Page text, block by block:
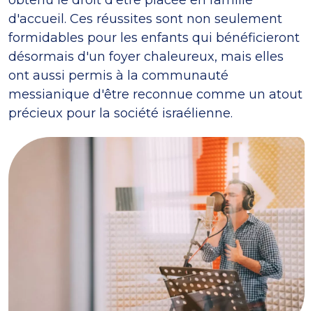
d'accueil. Ces réussites sont non seulement
formidables pour les enfants qui bénéficieront
désormais d'un foyer chaleureux, mais elles
ont aussi permis à la communauté
messianique d'être reconnue comme un atout
précieux pour la société israélienne.